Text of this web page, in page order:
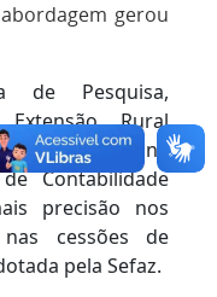
gerou
de Pesquisa,
Rural
resultou na
Contabilidade
precisão nos
cessões de
pela Sefaz.